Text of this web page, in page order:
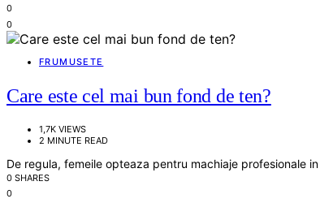
0
0
FRUMUSETE
Care este cel mai bun fond de ten?
1,7K VIEWS
2 MINUTE READ
De regula, femeile opteaza pentru machiaje profesionale
0 SHARES
0